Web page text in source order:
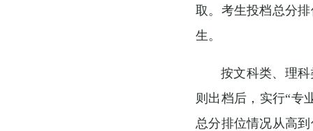
取。考生投档总分
生。
按文科类、理
则出档后，实行“专
总分排位情况从高